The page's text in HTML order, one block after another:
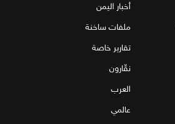
أخبار اليمن
ملفات ساخنة
تقارير خاصة
نقّارون
العرب
عالمي